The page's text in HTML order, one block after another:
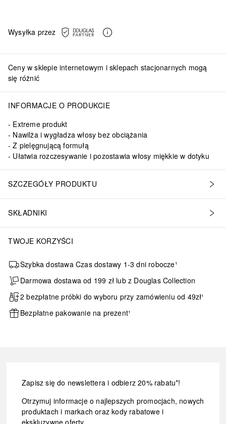
Wysyłka przez
Ceny w sklepie internetowym i sklepach stacjonarnych mogą
się różnić
INFORMACJE O PRODUKCIE
Extreme produkt
Nawilża i wygładza włosy bez obciążania
Z pielęgnującą formułą
Ułatwia rozczesywanie i pozostawia włosy miękkie w dotyku
SZCZEGÓŁY PRODUKTU
SKŁADNIKI
TWOJE KORZYŚCI
Szybka dostawa Czas dostawy 1-3 dni robocze¹
Darmowa dostawa od 199 zł lub z Douglas Collection
2 bezpłatne próbki do wyboru przy zamówieniu od 49zł¹
Bezpłatne pakowanie na prezent¹
Zapisz się do newslettera i odbierz 20% rabatu*!
Otrzymuj informacje o najlepszych promocjach, nowych
produktach i markach oraz kody rabatowe i
ekskluzywne oferty.